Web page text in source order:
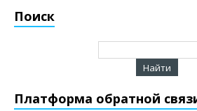
Поиск
Платформа обратной